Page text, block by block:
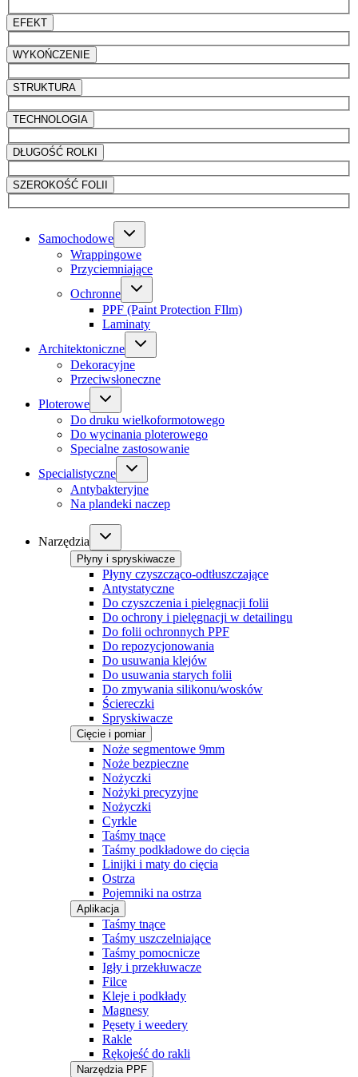
EFEKT
WYKOŃCZENIE
STRUKTURA
TECHNOLOGIA
DŁUGOŚĆ ROLKI
SZEROKOŚĆ FOLII
Samochodowe
Wrappingowe
Przyciemniające
Ochronne
PPF (Paint Protection FIlm)
Laminaty
Architektoniczne
Dekoracyjne
Przeciwsłoneczne
Ploterowe
Do druku wielkoformotowego
Do wycinania ploterowego
Specialne zastosowanie
Specialistyczne
Antybakteryjne
Na plandeki naczep
Narzędzia
Płyny i spryskiwacze
Płyny czyszcząco-odtłuszczające
Antystatyczne
Do czyszczenia i pielęgnacji folii
Do ochrony i pielęgnacji w detailingu
Do folii ochronnych PPF
Do repozycjonowania
Do usuwania klejów
Do usuwania starych folii
Do zmywania silikonu/wosków
Ściereczki
Spryskiwacze
Cięcie i pomiar
Noże segmentowe 9mm
Noże bezpieczne
Nożyczki
Nożyki precyzyjne
Nożyczki
Cyrkle
Taśmy tnące
Taśmy podkładowe do cięcia
Linijki i maty do cięcia
Ostrza
Pojemniki na ostrza
Aplikacja
Taśmy tnące
Taśmy uszczelniające
Taśmy pomocnicze
Igły i przekłuwacze
Filce
Kleje i podkłady
Magnesy
Pęsety i weedery
Rakle
Rękojeść do rakli
Narzędzia PPF